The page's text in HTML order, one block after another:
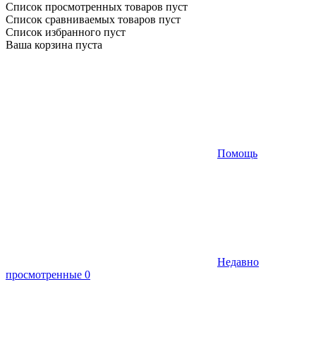
Список просмотренных товаров пуст
Список сравниваемых товаров пуст
Список избранного пуст
Ваша корзина пуста
Помощь
Недавно
просмотренные 0